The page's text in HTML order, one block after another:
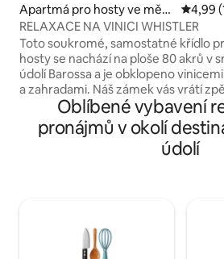
Apartmá pro hosty ve měst
ě Stone Well
4,99
RELAXACE NA VINICI WHISTLER
Toto soukromé, samostatné křídlo
hosty se nachází na ploše 80 akrů v
údolí Barossa a je obklopeno vinicemi
a zahradami. Náš zámek vás vrátí
přírodě... s vinicemi a procházkami v
křoví (doprovázenými alespoň
našich border kólií), přátelskými
zvědavým volně se pohybujícím
měsících) nebo si odpočiňte v houpací
Oblíbené vybavení
pronájmů v okolí
údolí